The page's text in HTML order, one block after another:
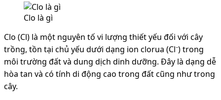
Clo là gì
Clo (Cl) là một nguyên tố vi lượng thiết yếu đối với cây
trồng, tồn tại chủ yếu dưới dạng ion clorua (Cl⁻) trong
môi trường đất và dung dịch dinh dưỡng. Đây là dạng dễ
hòa tan và có tính di động cao trong đất cũng như trong
cây.